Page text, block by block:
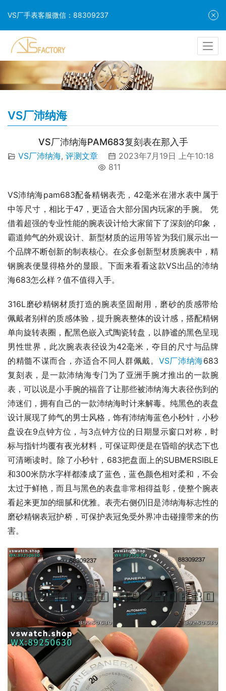
VS厂沛纳海
VS厂沛纳海PAM683复刻表在那入手
VS厂沛纳海, 评测文章
2023年7月19日 上午10:18
811
VS沛纳海pam683配备精钢表壳，42毫米在潜水表中属于
中等尺寸，相比于47，更适合大部分国内玩家的手腕。 凭
借着超强的专业性能的腕表设计给大家留下了深刻的印象，
霸道帅气的外观设计、新型材质的运用等皆为我们展示出一
个品牌不断创新的制表核心。在众多创新型材质腕表中，精
钢腕表便显得格外的显眼。下面来看看这款VS出品的沛纳
海683怎么样？值不值得入手。
316L磨砂精钢材质打造的腕表坚固耐用，磨砂的质感带给
佩戴者别样的质感体验，提升腕表整体的设计感，搭配精钢
单向旋转表圈，配黑色嵌入式陶瓷转盘，以静谧的黑色呈现
男性世界，此次腕表表径设为42毫米，夺目的尺寸与品牌
的精髓不谋而合，亦适合不同人群佩戴。 VS厂沛纳海683
复刻表，是一款沛纳海专门为了亚洲手腕才推出的一款腕
表，可以说是小手腕的福音了让那些被沛纳海大表径伤到的
沛迷们，拥有自己的一款沛纳海时计来解毒。纯黑色的表盘
设计展现了帅气的男士风格，饰有沛纳海蓝色小秒针，小秒
盘设在9点钟方位，与3点钟方位的日期显示窗口对称，时
标与指针均覆有夜光材料，可保证即便是在昏暗的状态下也
可清晰读时。除了小秒针，683把盘面上的SUBMERSIBLE
和300米防水字样都漆成了蓝色，蓝色颜色相对柔和，不会
太过于鲜艳，而且与黑色的表盘非常相得益彰，使整个腕表
看起来更加的细腻和优雅。表壳右侧仍旧是沛纳海标志性的
磨砂精钢表冠护桥，可保护表冠免受外界冲击碰撞带来的伤
害。
VS厂手表客服微信：88309237